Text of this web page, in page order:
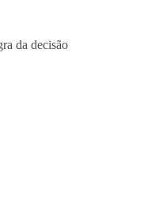
da decisão